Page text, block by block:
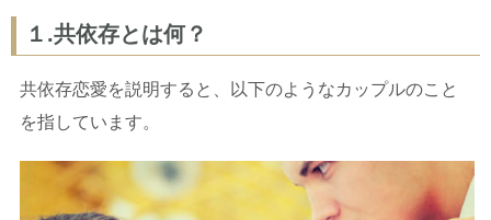
１.共依存とは何？
共依存恋愛を説明すると、以下のようなカップルのこと
を指しています。